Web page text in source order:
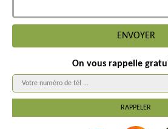
On vous rappelle